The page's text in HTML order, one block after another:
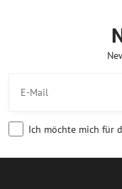
Ich möchte mich für